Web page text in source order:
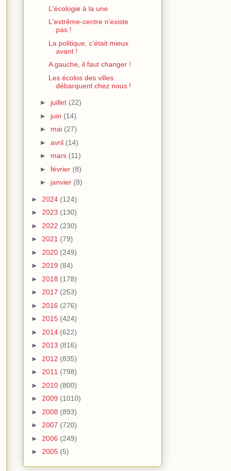
L'écologie à la une
L'extrême-centre n'existe
pas !
La politique, c'était mieux
avant !
A gauche, il faut changer !
Les écolos des villes
débarquent chez nous !
► juillet (22)
► juin (14)
► mai (27)
► avril (14)
► mars (11)
► février (8)
► janvier (8)
► 2024 (124)
► 2023 (130)
► 2022 (230)
► 2021 (79)
► 2020 (249)
► 2019 (84)
► 2018 (178)
► 2017 (253)
► 2016 (276)
► 2015 (424)
► 2014 (622)
► 2013 (816)
► 2012 (835)
► 2011 (798)
► 2010 (800)
► 2009 (1010)
► 2008 (893)
► 2007 (720)
► 2006 (249)
► 2005 (5)